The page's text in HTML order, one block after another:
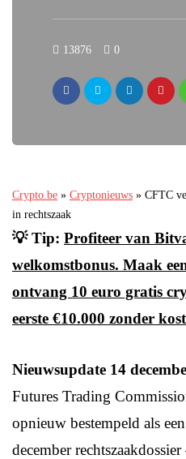
13876 0
Crypto.be » Cryptonieuws » CFTC
in rechtszaak
💡 Tip: Profiteer van
welkomstbonus. Maak
ontvang 10 euro gratis
eerste €10.000 zonder
Nieuwsupdate 14
Futures Trading
opnieuw bestempeld als
december